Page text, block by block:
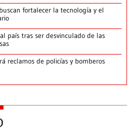
fortalecer la tecnología y el
país tras ser desvinculado de las
reclamos de policías y bomberos